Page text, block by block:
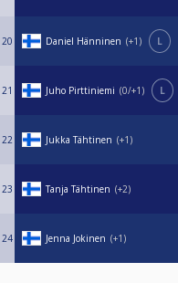
20 Daniel Hänninen +1 L
21 Juho Pirttiniemi 0/+1 L
22 Jukka Tähtinen +1
23 Tanja Tähtinen +2
24 Jenna Jokinen +1